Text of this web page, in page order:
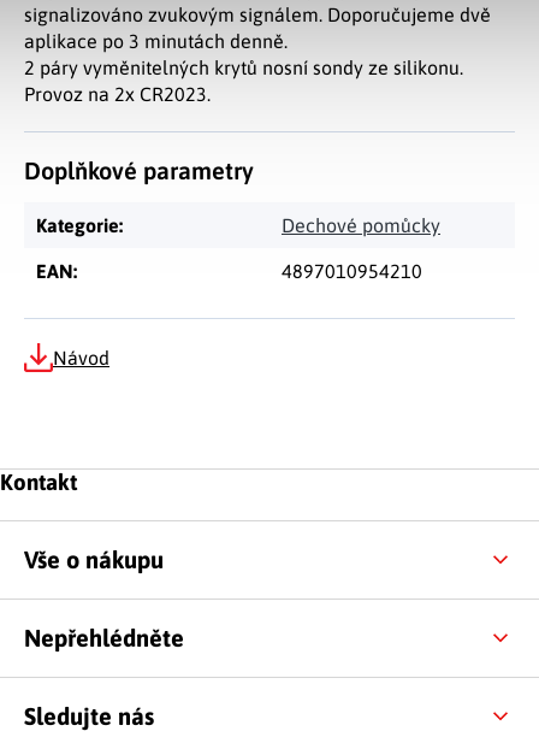
signalizováno zvukovým signálem. Doporučujeme dvě
aplikace po 3 minutách denně.
2 páry vyměnitelných krytů nosní sondy ze silikonu.
Provoz na 2x CR2023.
Doplňkové parametry
Kategorie: Dechové pomůcky
EAN: 4897010954210
Návod
Zápatí
Kontakt
Vše o nákupu
Nepřehlédněte
Sledujte nás